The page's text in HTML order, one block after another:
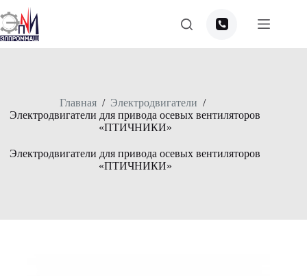
Перейти
к
сути
Главная / Электродвигатели /
Электродвигатели для привода осевых вентиляторов
«ПТИЧНИКИ»
Электродвигатели для привода осевых вентиляторов
«ПТИЧНИКИ»